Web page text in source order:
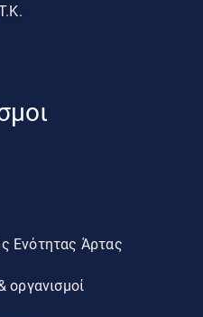
Ενότητας Άρτας
οργανισμοί